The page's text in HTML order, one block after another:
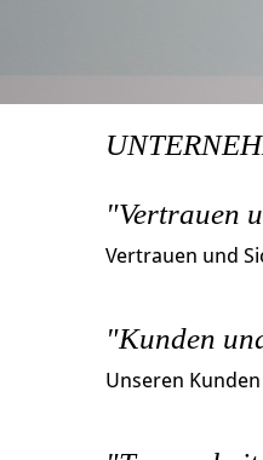
"Vertrauen
Vertrauen und
"Kunden
Unseren